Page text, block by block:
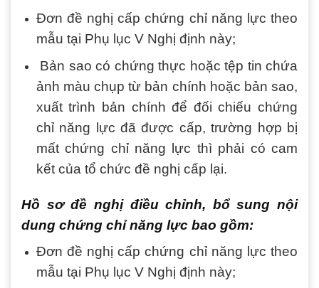
Đơn đề nghị cấp chứng chỉ năng lực theo
mẫu tại Phụ lục V Nghị định này;
Bản sao có chứng thực hoặc tệp tin chứa
ảnh màu chụp từ bản chính hoặc bản sao,
xuất trình bản chính để đối chiếu chứng
chỉ năng lực đã được cấp, trường hợp bị
mất chứng chỉ năng lực thì phải có cam
kết của tổ chức đề nghị cấp lại.
Hồ sơ đề nghị điều chỉnh, bổ sung nội
dung chứng chỉ năng lực bao gồm:
Đơn đề nghị cấp chứng chỉ năng lực theo
mẫu tại Phụ lục V Nghị định này;